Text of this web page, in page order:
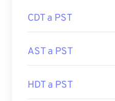
CDT a PST
AST a PST
HDT a PST